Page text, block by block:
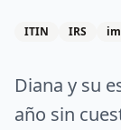
ITIN IRS
Diana y su
año sin